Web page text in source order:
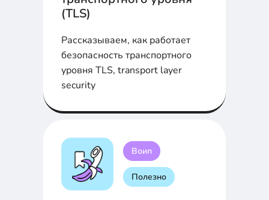
(TLS)
Рассказываем, как работает
безопасность транспортного
уровня TLS, transport layer
security
Воип
Полезно